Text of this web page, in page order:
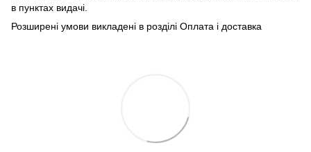
в пунктах видачі.
Розширені умови викладені в розділі Оплата і доставка